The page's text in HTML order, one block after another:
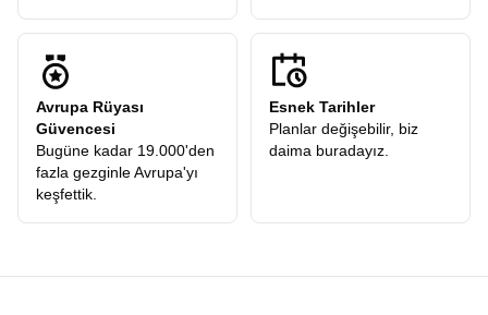
Avrupa Rüyası
Güvencesi
Bugüne kadar 19.000'den
fazla gezginle Avrupa'yı
keşfettik.
Esnek Tarihler
Planlar değişebilir, biz
daima buradayız.